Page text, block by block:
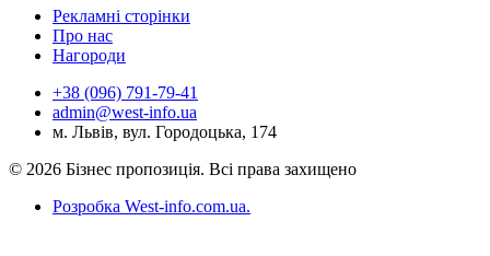
Рекламні сторінки
Про нас
Нагороди
+38 (096) 791-79-41
admin@west-info.ua
м. Львів, вул. Городоцька, 174
© 2026 Бізнес пропозиція. Всі права захищено
Розробка West-info.com.ua.